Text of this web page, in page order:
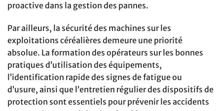
proactive dans la gestion des pannes.
Par ailleurs, la sécurité des machines sur les
exploitations céréalières demeure une priorité
absolue. La formation des opérateurs sur les bonnes
pratiques d’utilisation des équipements,
l’identification rapide des signes de fatigue ou
d’usure, ainsi que l’entretien régulier des dispositifs de
protection sont essentiels pour prévenir les accidents